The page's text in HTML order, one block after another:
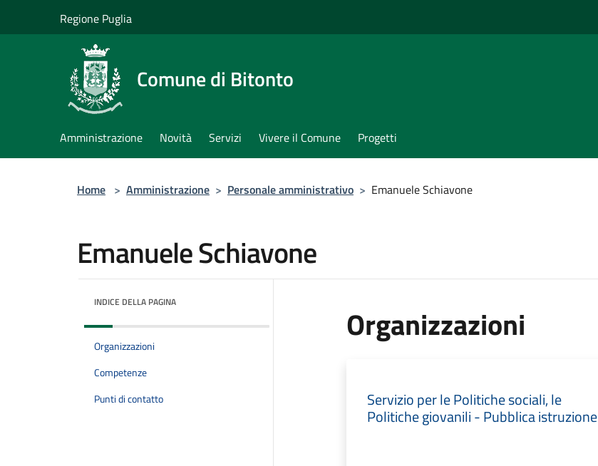
Regione Puglia
Comune di Bitonto
Amministrazione Novità Servizi Vivere il Comune Progetti
Home > Amministrazione > Personale amministrativo > Emanuele Schiavone
Emanuele Schiavone
INDICE DELLA PAGINA
Organizzazioni
Competenze
Punti di contatto
Organizzazioni
Servizio per le Politiche sociali, le
Politiche giovanili - Pubblica istruzione